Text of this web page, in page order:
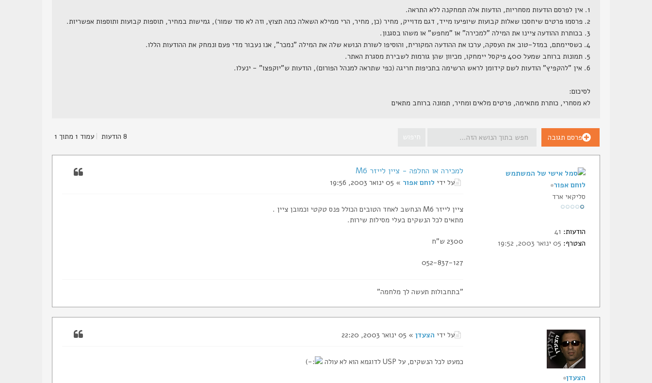
1. אין לפרסם הודעות מסחריות, הודעות אלה תמחקנה ללא התראה.
2. פרסמו פרטים שיחסכו שאלות קבועות שיופיעו מייד, דגם מדוייק, מחיר (כן, מחיר, הרי ממילא השאלה כמה תצוץ, וזה לא סוד שמור), גמישות במחיר, תוספות קבועות ותוספות אפשריות.
3. בכותרת ההודעה ציינו את המילה "למכירה" או "מחפש" או משהו בסגנון.
4. כשסיימתם, במזל-טוב את העסקה, ערכו את ההודעה המקורית, והוסיפו לשורת הנושא שלה את המילה "נמכר", אנו נעבור מדי פעם ונמחק את ההודעות הללו.
5. תמונות ברוחב שמעל 400 פיקסל יימחקו, מכיוון שהן גורמות לשבירת מסגרת האתר.
6. אין "להקפיץ" הודעות לשם קידומן לראש הרשימה בתכיפות חריגה (כפי שתראה למנהל הפורום), הודעות ש"יוקפצו" - ינעלו.
לסיכום:
לא מסחרי, כותרת מתאימה, פרטים מלאים ומחיר, תמונה ברוחב מתאים
פרסם תגובה 8 הודעות | עמוד 1 מתוך 1
למכירה או החלפה - ציין לייזר M6
על ידי לוחם אפור » 05 ינואר 2003, 19:56
ציין לייזר M6 הנחשב לאחד הטובים הכולל פנס טקטי וכמובן ציין .
מתאים לכל הנשקים בעלי מסילות שירות.
2300 ש"ח
052-837-127
"בתחבולות תעשה לך מלחמה"
לוחם אפור
סליקאי ארד
הודעות:
הצטרף:
על ידי הצעדן » 05 ינואר 2003, 22:20
כמעט לכל הנשקים, על USP לדוגמא הוא לא עולה
הצעדן